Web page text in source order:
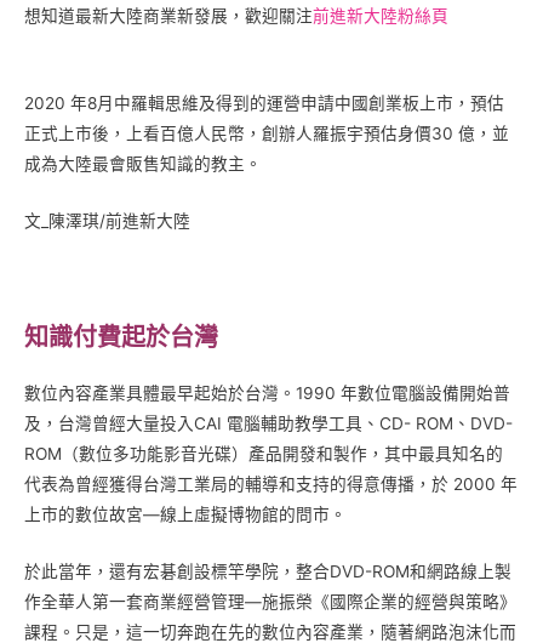
想知道最新大陸商業新發展，歡迎關注前進新大陸粉絲頁
2020 年8月中羅輯思維及得到的運營申請中國創業板上市，預估
正式上市後，上看百億人民幣，創辦人羅振宇預估身價30 億，並
成為大陸最會販售知識的教主。
文_陳澤琪/前進新大陸
知識付費起於台灣
數位內容產業具體最早起始於台灣。1990 年數位電腦設備開始普
及，台灣曾經大量投入CAI 電腦輔助教學工具、CD- ROM、DVD-
ROM（數位多功能影音光碟）產品開發和製作，其中最具知名的
代表為曾經獲得台灣工業局的輔導和支持的得意傳播，於 2000 年
上市的數位故宮—線上虛擬博物館的問市。
於此當年，還有宏碁創設標竿學院，整合DVD-ROM和網路線上製
作全華人第一套商業經營管理—施振榮《國際企業的經營與策略》
課程。只是，這一切奔跑在先的數位內容產業，隨著網路泡沫化而